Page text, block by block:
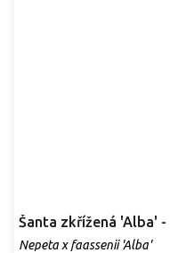
Nepeta x faassenii 'Alba'